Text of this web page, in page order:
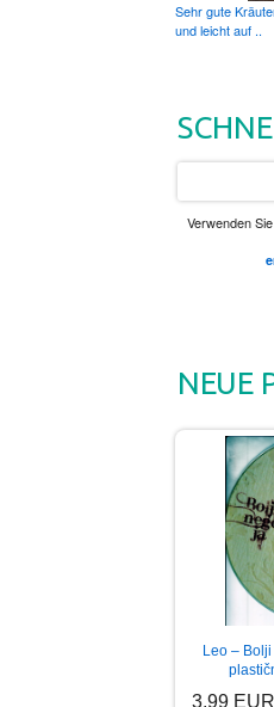
Sehr gute
und leicht auf ..
Verwenden
NEUE
Leo –
3.99 EUR